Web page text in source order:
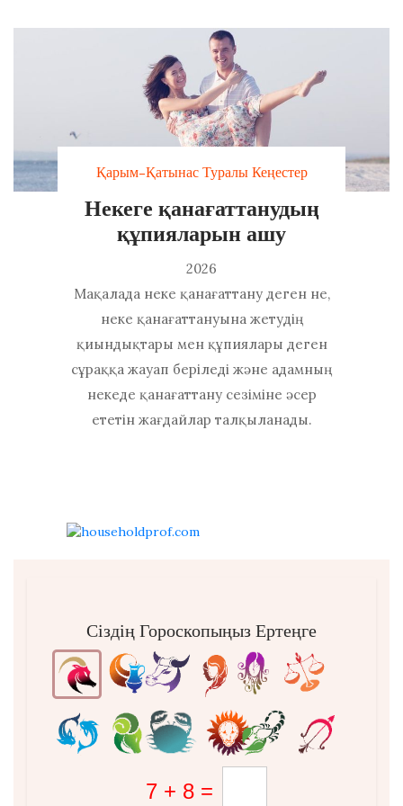
Қарым-Қатынас Туралы Кеңестер
Некеге қанағаттанудың
құпияларын ашу
2026
Мақалада неке қанағаттану деген не,
неке қанағаттануына жетудің
қиындықтары мен құпиялары деген
сұраққа жауап беріледі және адамның
некеде қанағаттану сезіміне әсер
ететін жағдайлар талқыланады.
Сіздің Гороскопыңыз Ертеңге